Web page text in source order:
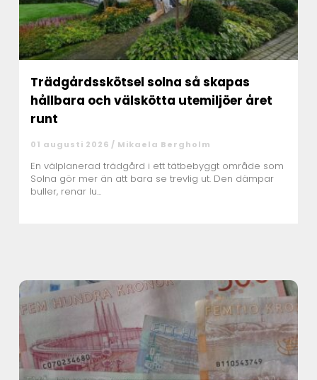
Trädgårdsskötsel solna så skapas
hållbara och välskötta utemiljöer året
runt
01 augusti 2026 / Mikaela Bergholm
En välplanerad trädgård i ett tätbebyggt område som
Solna gör mer än att bara se trevlig ut. Den dämpar
buller, renar lu...